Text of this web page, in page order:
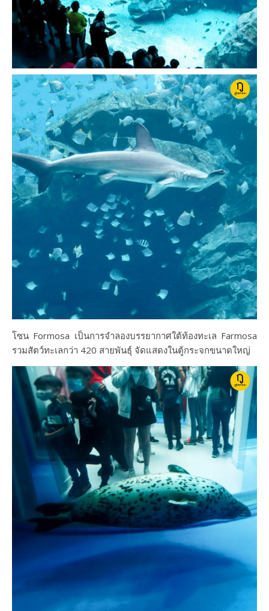
โซน Formosa เป็นการจำลองบรรยากาศใต้ท้องทะเล Farmosa
รวมสัตว์ทะเลกว่า 420 สายพันธุ์ จัดแสดงในตู้กระจกขนาดใหญ่